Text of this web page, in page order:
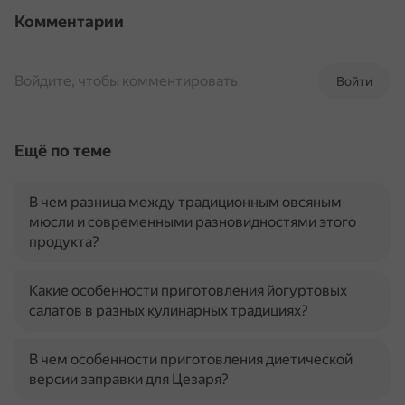
Комментарии
Войти
Войдите, чтобы комментировать
Ещё по теме
В чем разница между традиционным овсяным
мюсли и современными разновидностями этого
продукта?
Какие особенности приготовления йогуртовых
салатов в разных кулинарных традициях?
В чем особенности приготовления диетической
версии заправки для Цезаря?